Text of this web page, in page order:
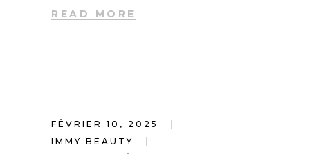
READ MORE
FÉVRIER 10, 2025
IMMY BEAUTY